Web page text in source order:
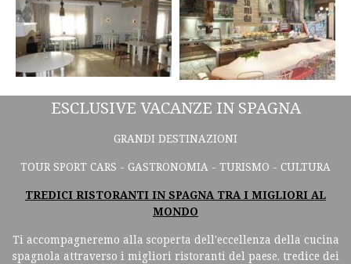
ESCLUSIVE VACANZE IN SPAGNA
GRANDI DESTINAZIONI
TOUR SPORT CARS - GASTRONOMIA - TURISMO - CULTURA
TREDICI RISTORANTI IN SPAGNA TRA I MIGLIORI AL
MONDO
Ti accompagneremo alla scoperta dell'eccellenza della cucina
spagnola attraverso i migliori ristoranti del paese, tredice dei